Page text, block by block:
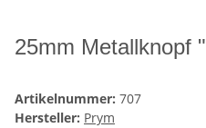
25mm Metallknopf
Artikelnummer: 707
Hersteller: Prym